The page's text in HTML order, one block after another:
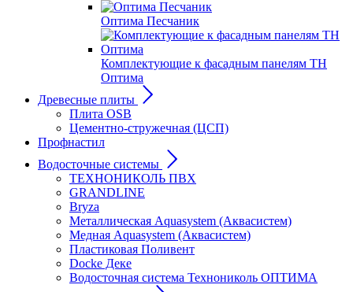
Оптима Песчаник
Комплектующие к фасадным панелям ТН
Оптима
Древесные плиты
Плита OSB
Цементно-стружечная (ЦСП)
Профнастил
Водосточные системы
ТЕХНОНИКОЛЬ ПВХ
GRANDLINE
Bryza
Металлическая Aquasystem (Аквасистем)
Медная Aquasystem (Аквасистем)
Пластиковая Поливент
Docke Деке
Водосточная система Технониколь ОПТИМА